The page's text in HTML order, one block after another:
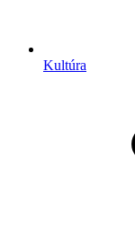
Kultúra